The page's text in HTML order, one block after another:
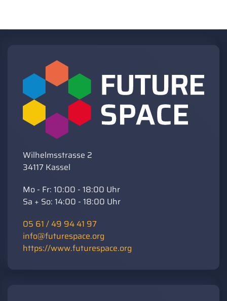
Wilhelmsstrasse 2
34117 Kassel
Mo - Fr: 10:00 - 18:00 Uhr
Sa + So: 14:00 - 18:00 Uhr
05 61 / 49 94 41 97
info@futurespace.org
https://www.futurespace.org